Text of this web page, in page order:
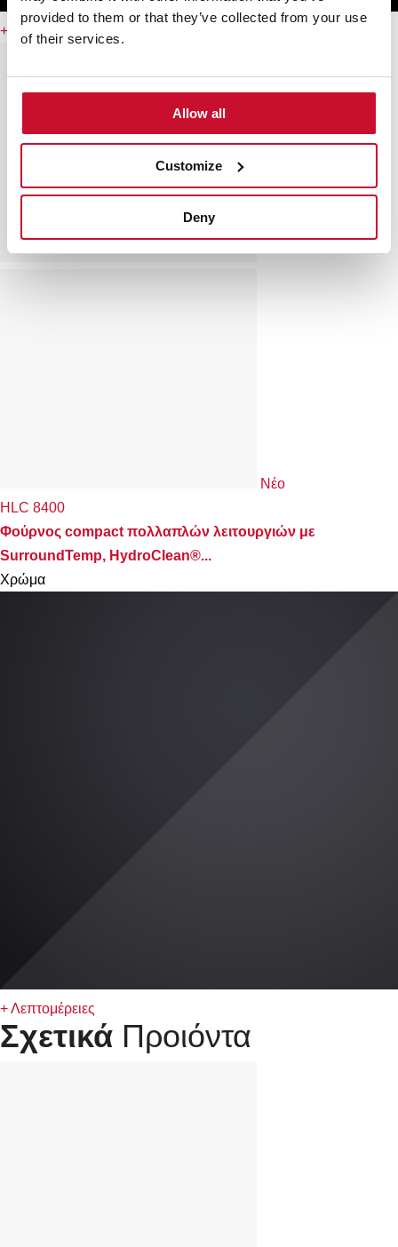
provided to them or that they’ve collected from your use
of their services.
Allow all
Customize
Deny
+ Λεπτομέρειες
Νέο
HLC 8400
Φούρνος compact πολλαπλών λειτουργιών με
SurroundTemp, HydroClean®...
Χρώμα
+ Λεπτομέρειες
Σχετικά Προιόντα